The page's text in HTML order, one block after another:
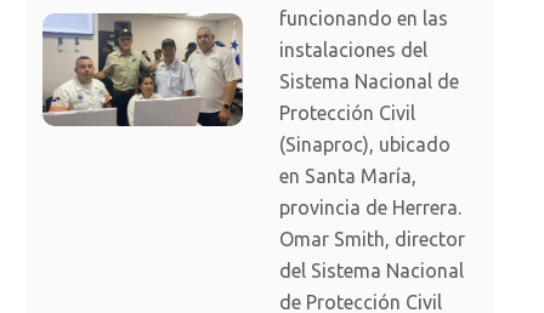
funcionando en las
instalaciones del
Sistema Nacional de
Protección Civil
(Sinaproc), ubicado
en Santa María,
provincia de Herrera.
Omar Smith, director
del Sistema Nacional
de Protección Civil